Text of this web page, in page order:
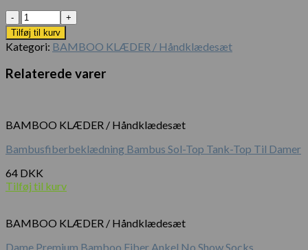
Antal
Tilføj til kurv
Kategori: BAMBOO KLÆDER / Håndklædesæt
Relaterede varer
BAMBOO KLÆDER / Håndklædesæt
Bambusfiberbeklædning Bambus Sol-Top Tank-Top Til Damer
64 DKK
Tilføj til kurv
BAMBOO KLÆDER / Håndklædesæt
Dame Premium Bamboo Fiber Ankel No Show Socks